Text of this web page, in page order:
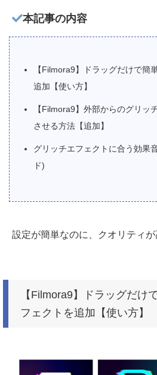
本記事の内容
【Filmora9】ドラッグだけで簡
追加【使い方】
【Filmora9】外部からのグリッ
させる方法【追加】
グリッチエフェクトに合う効果
ド)
設定が簡単なのに、クオリティ
【Filmora9】ドラッグだけ
フェクトを追加【使い方】